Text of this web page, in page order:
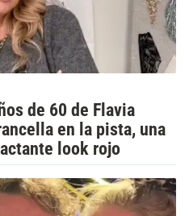
de 60 de Flavia
en la pista, una
look rojo